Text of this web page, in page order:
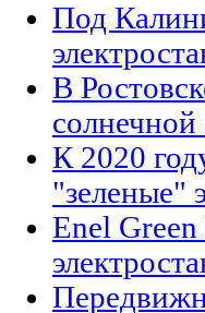
Под
В
солнечной
К 2020
"зеленые"
Enel